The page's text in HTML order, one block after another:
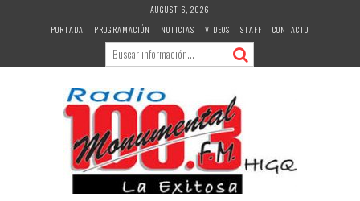
AUGUST 6, 2026
PORTADA
PROGRAMACIÓN NOTICIAS VIDEOS STAFF CONTACTO